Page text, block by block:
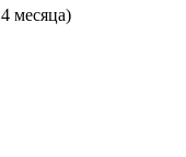
месяца)